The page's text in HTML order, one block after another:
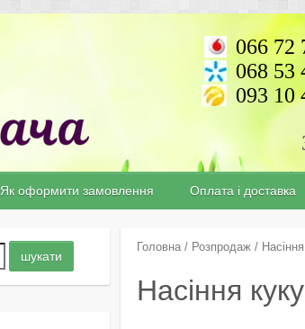
066 72
068 53
093 10
Як оформити замовлення Оплата і доставка
Головна/ Розпродаж/ Насіння
Насіння